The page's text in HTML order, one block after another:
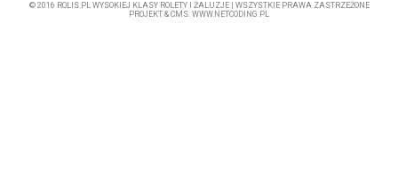
© 2016 ROLIS.PLWYSOKIEJ KLASY ROLETY I ŻALUZJE | WSZYSTKIE PRAWA ZASTRZEŻONE
PROJEKT & CMS: WWW.NETCODING.PL